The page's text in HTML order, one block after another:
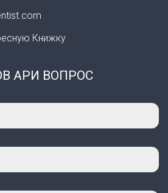
Книжку
АРИ ВОПРОС